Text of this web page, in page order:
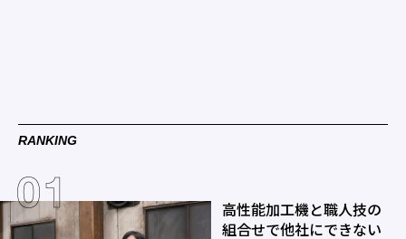
RANKING
高性能加工機と職人技の
組合せで他社にできない